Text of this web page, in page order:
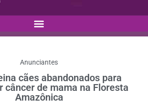
Anunciantes
cães abandonados para
câncer de mama na Floresta
Amazônica